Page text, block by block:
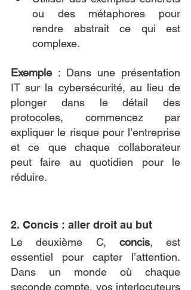
ou des métaphores pour
rendre abstrait ce qui est
complexe.
Exemple : Dans une présentation
IT sur la cybersécurité, au lieu de
plonger dans le détail des
protocoles, commencez par
expliquer le risque pour l’entreprise
et ce que chaque collaborateur
peut faire au quotidien pour le
réduire.
2. Concis : aller droit au but
Le deuxième C, concis, est
essentiel pour capter l’attention.
Dans un monde où chaque
seconde compte, vos interlocuteurs